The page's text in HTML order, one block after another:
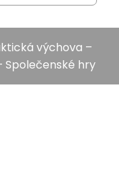
výchova –
Společenské hry